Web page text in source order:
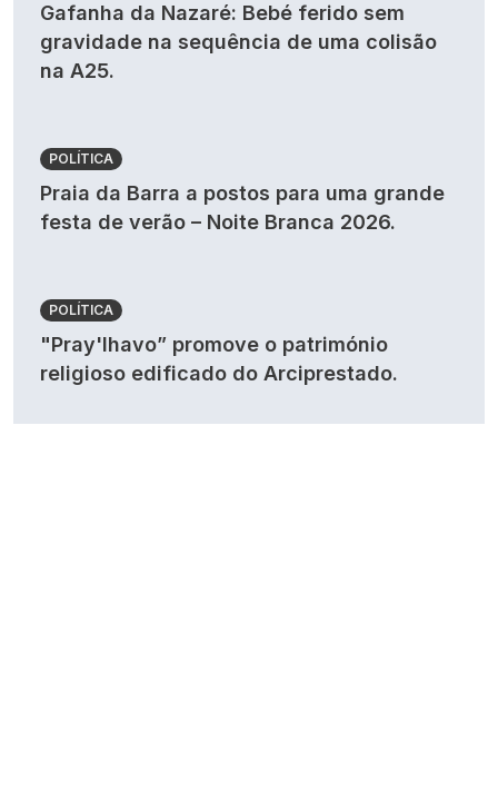
Gafanha da Nazaré: Bebé ferido sem
gravidade na sequência de uma colisão
na A25.
POLÍTICA
Praia da Barra a postos para uma grande
festa de verão – Noite Branca 2026.
POLÍTICA
"Pray'lhavo” promove o património
religioso edificado do Arciprestado.